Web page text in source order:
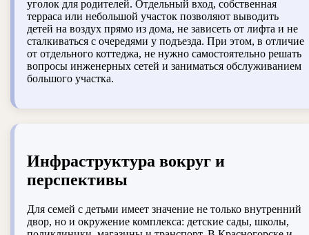
уголок для родителей. Отдельный вход, собственная
терраса или небольшой участок позволяют выводить
детей на воздух прямо из дома, не зависеть от лифта и не
сталкиваться с очередями у подъезда. При этом, в отличие
от отдельного коттеджа, не нужно самостоятельно решать
вопросы инженерных сетей и заниматься обслуживанием
большого участка.
Инфраструктура вокруг и
перспективы
Для семей с детьми имеет значение не только внутренний
двор, но и окружение комплекса: детские сады, школы,